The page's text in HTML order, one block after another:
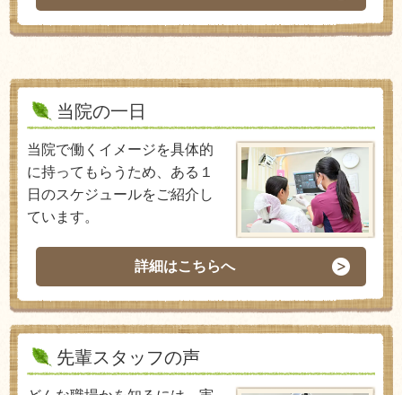
当院の一日
当院で働くイメージを具体的
に持ってもらうため、ある１
日のスケジュールをご紹介し
ています。
詳細はこちらへ
先輩スタッフの声